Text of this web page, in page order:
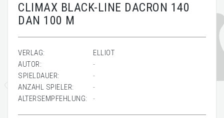
CLIMAX BLACK-LINE DACRON 140
DAN 100 M
VERLAG:
ELLIOT
AUTOR:
-
SPIELDAUER:
-
ANZAHL SPIELER:
-
ALTERSEMPFEHLUNG:
-